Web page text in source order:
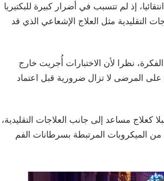
إذ لم تتسبب في أضرار كبيرة للبكتيريا
التقليدية مثل العلاج الإشعاعي الذي قد
الفكرة، نظرا لأن الاختبارات أُجريت خارج
على المرضى لا تزال ضرورية قبل اعتماد
كعلاج مساعد إلى جانب العلاجات التقليدية،
الميكروبات المرتبطة بسرطانات الفم